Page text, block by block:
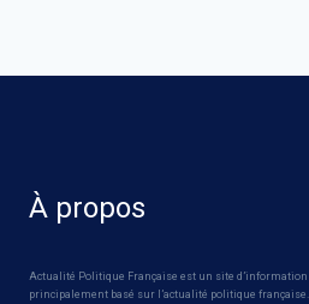
À propos
Actualité Politique Française est un site d’information
principalement basé sur l’actualité politique française.